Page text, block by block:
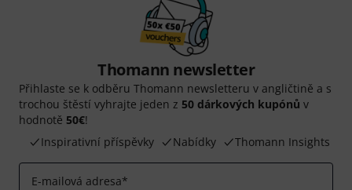
Thomann newsletter
Přihlaste se k odběru Thomann newsletteru v angličtině a s
trochou štěstí vyhrajte jeden z 50 dárkových kupónů v
hodnotě 50€!
Inspirativní příspěvky
Nabídky Thomann Insights
E-mailová adresa*